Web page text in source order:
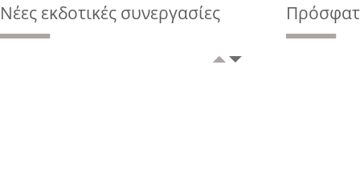
Νέες εκδοτικές συνεργασίες